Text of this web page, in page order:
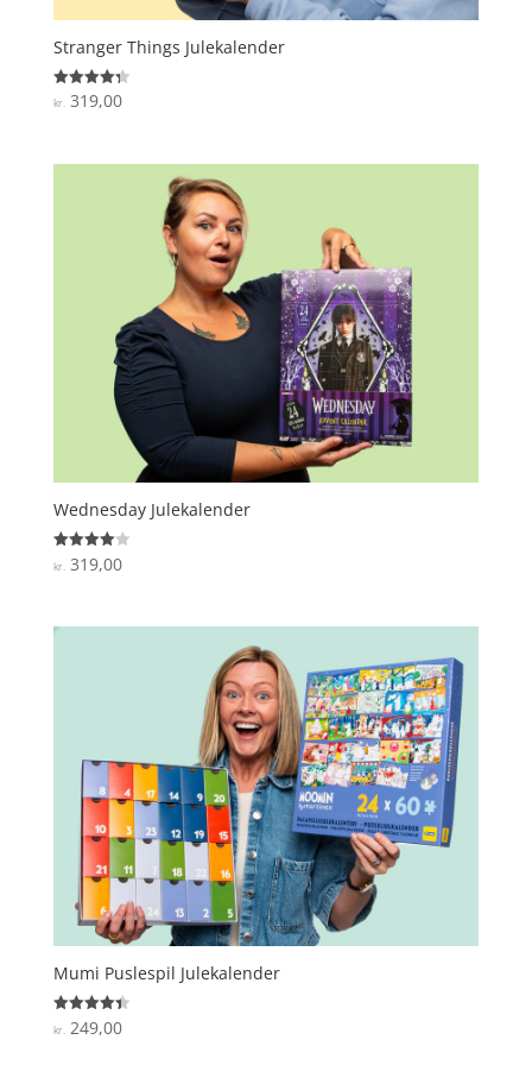
Stranger Things Julekalender
Vurderet
4.3
kr.319,00
Wednesday Julekalender
Vurderet
4
kr.319,00
Mumi Puslespil Julekalender
Vurderet
4.4
kr. 249,00